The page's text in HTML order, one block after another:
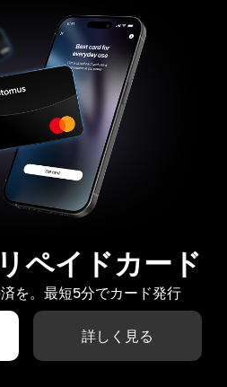
ペイドカード
を。最短5分でカード発行
詳しく見る